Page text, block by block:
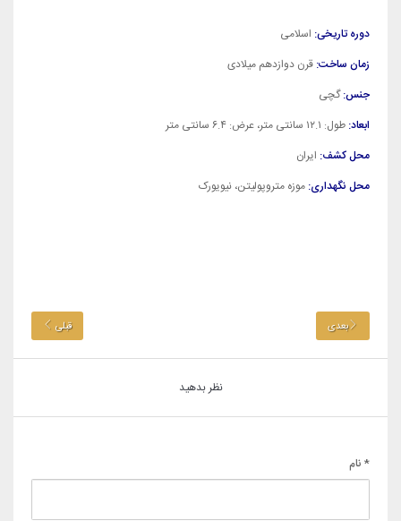
دوره تاریخی: اسلامی
زمان ساخت: قرن دوازدهم میلادی
جنس:گچی
ابعاد: طول: ۱۲.۱ سانتی متر، عرض: ۶.۴ سانتی متر
محل کشف: ایران
محل نگهداری: موزه متروپولیتن، نیویورک
بعدی قبلی
نظر بدهید
* نام